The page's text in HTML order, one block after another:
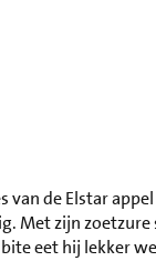
van de Elstar appel
Met zijn zoetzure
eet hij lekker